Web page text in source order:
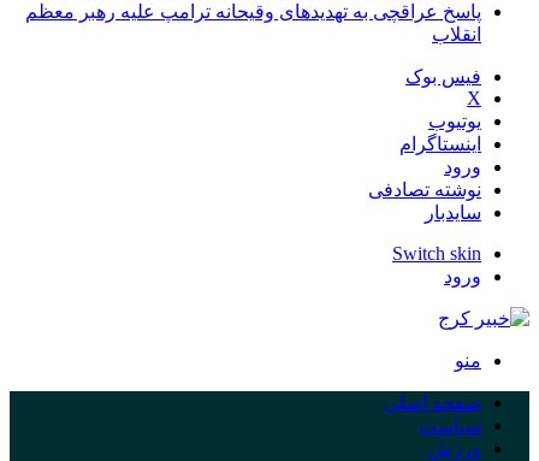
پاسخ عراقچی به تهدیدهای وقیحانه ترامپ علیه رهبر معظم
انقلاب
فیس بوک
X
یوتیوب
اینستاگرام
ورود
نوشته تصادفی
سایدبار
Switch skin
ورود
منو
صفحه اصلی
سیاست
ورزش